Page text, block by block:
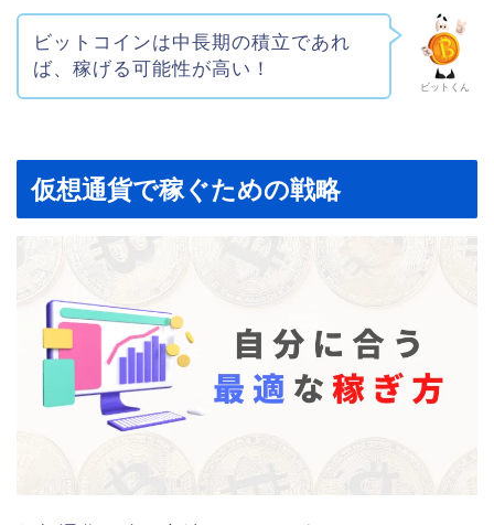
ビットくん
ビットコインは中長期の積立であれ
ば、稼げる可能性が高い！
仮想通貨で稼ぐための戦略